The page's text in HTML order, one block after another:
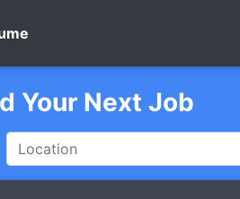
Your Next Job